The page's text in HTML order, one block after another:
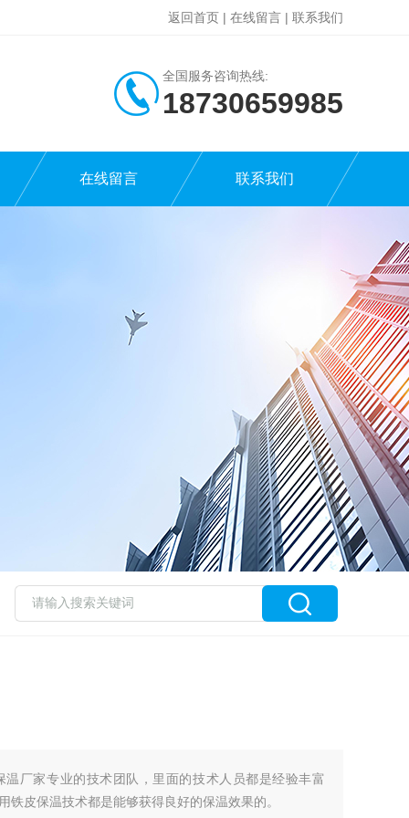
返回首页 | 在线留言 | 联系我们
全国服务咨询热线:
18730659985
在线留言 联系我们
温厂家专业的技术团队，里面的技术人员都是经验丰富
皮保温技术都是能够获得良好的保温效果的。